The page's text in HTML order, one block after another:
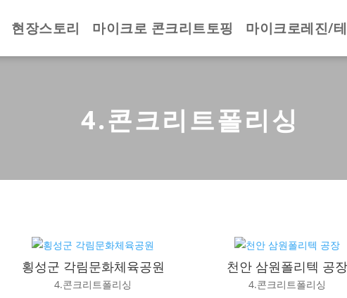
현장스토리 마이크로 콘크리트토핑 마이크로레진/
4.콘크리트폴리싱
횡성군 각림문화체육공원
4.콘크리트폴리싱
천안 삼원폴리텍 공장
4.콘크리트폴리싱